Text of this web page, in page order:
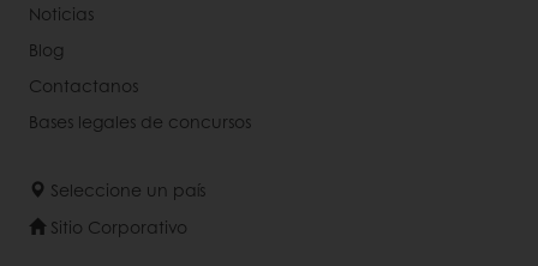
Noticias
Blog
Contactanos
Bases legales de concursos
Seleccione un país
Sitio Corporativo